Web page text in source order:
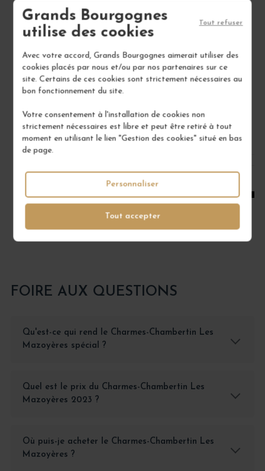
Grands Bourgognes
utilise des cookies
Avec votre accord, Grands Bourgognes aimerait utiliser des
cookies placés par nous et/ou par nos partenaires sur ce
site. Certains de ces cookies sont strictement nécessaires au
bon fonctionnement du site.
Votre consentement à l'installation de cookies non
strictement nécessaires est libre et peut être retiré à tout
moment en utilisant le lien "Gestion des cookies" situé en bas
de page.
Tout accepter
Tout refuser
Personnaliser
CHASSAGNE-MONTRACHET 1ER CRU BLANC
MORGEOT... 2022
Côte de Beaune
Vin Blanc
115,00 €
/ 75 cl : Bouteille
AJOUTER AU PANIER
FOIRE AUX QUESTIONS
Qu'est-ce qui rend le Charmes-Chambertin Les
Mazoyères spécial ?
Quel est le prix du Charmes-Chambertin Les
Mazoyères 2023 ?
Où puis-je acheter le Charmes-Chambertin Les
Mazoyères ?